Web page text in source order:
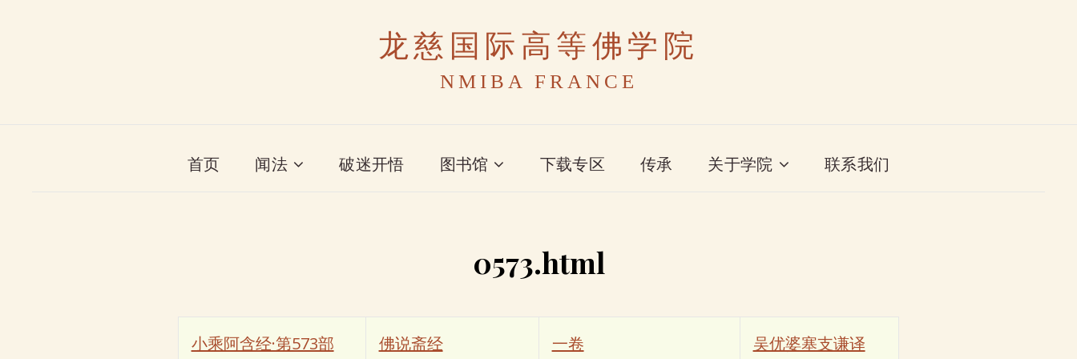
龙慈国际高等佛学院
NMIBA FRANCE
首页 闻法 破迷开悟 图书馆 下载专区 传承 关于学院 联系我们
0573.html
小乘阿含经·第573部 佛说斋经 一卷 吴优婆塞支谦译